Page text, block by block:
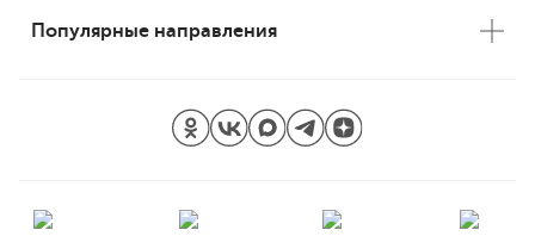
Популярные направления